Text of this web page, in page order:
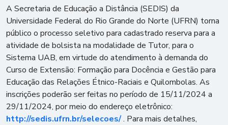
A Secretaria de Educação a Distância (SEDIS) da
Universidade Federal do Rio Grande do Norte (UFRN) torna
público o processo seletivo para cadastrado reserva para a
atividade de bolsista na modalidade de Tutor, para o
Sistema UAB, em virtude do atendimento à demanda do
Curso de Extensão: Formação para Docência e Gestão para
Educação das Relações Étnico-Raciais e Quilombolas. As
inscrições poderão ser feitas no período de 15/11/2024 a
29/11/2024, por meio do endereço eletrônico:
http://sedis.ufrn.br/selecoes/. Para mais detalhes,